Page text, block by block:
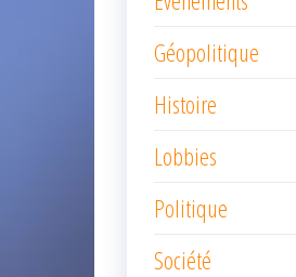
Géopolitique
Histoire
Lobbies
Politique
Société